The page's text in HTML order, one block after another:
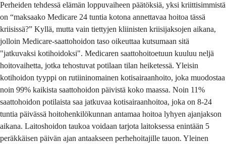
Perheiden tehdessä elämän loppuvaiheen päätöksiä, yksi kriittisimmistä
on “maksaako Medicare 24 tuntia kotona annettavaa hoitoa tässä
kriisissä?” Kyllä, mutta vain tiettyjen kliinisten kriisijaksojen aikana,
jolloin Medicare-saattohoidon taso oikeuttaa kutsumaan sitä
"jatkuvaksi kotihoidoksi". Medicaren saattohoitoetuun kuuluu neljä
hoitovaihetta, jotka tehostuvat potilaan tilan heiketessä. Yleisin
kotihoidon tyyppi on rutiininomainen kotisairaanhoito, joka muodostaa
noin 99% kaikista saattohoidon päivistä koko maassa. Noin 11%
saattohoidon potilaista saa jatkuvaa kotisairaanhoitoa, joka on 8-24
tuntia päivässä hoitohenkilökunnan antamaa hoitoa lyhyen ajanjakson
aikana. Laitoshoidon taukoa voidaan tarjota laitoksessa enintään 5
peräkkäisen päivän ajan antaakseen perhehoitajille tauon. Yleinen